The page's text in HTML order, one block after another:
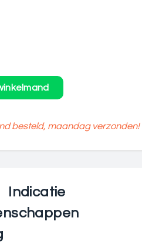
besteld, maandag verzonden!
Indicatie